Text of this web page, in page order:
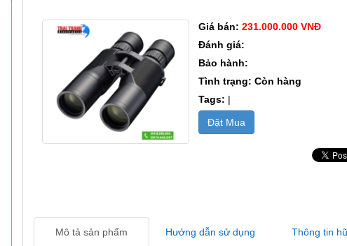
Giá bán: 231.000.000 VNĐ
Đánh giá:
Bảo hành:
Tình trạng: Còn hàng
Tags: |
Đặt Mua
Mô tả sản phẩm Hướng dẫn sử dụng Thông tin